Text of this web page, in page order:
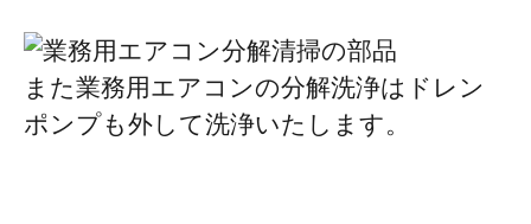
また業務用エアコンの分解洗浄はドレン
ポンプも外して洗浄いたします。